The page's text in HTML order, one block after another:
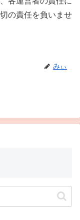
の責任を負いませ
みぃ